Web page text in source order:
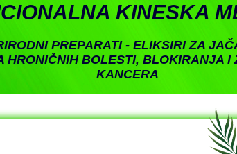
KINESKA
PREPARATI - ELIKSIRI ZA
HRONIČNIH BOLESTI, BLOKIRANJA I
KANCERA